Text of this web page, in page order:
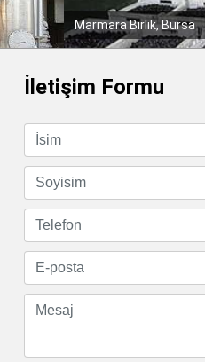
Borusan Mannesmann
İletişim Formu